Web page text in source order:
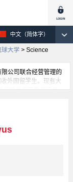
中文（简体字）
球大学 > Science
公司联合经营管理的
外国留学生。现有大
招生信息正登载于此
Engineering 学部、
学部的不同信息。
式等外国留学生必要